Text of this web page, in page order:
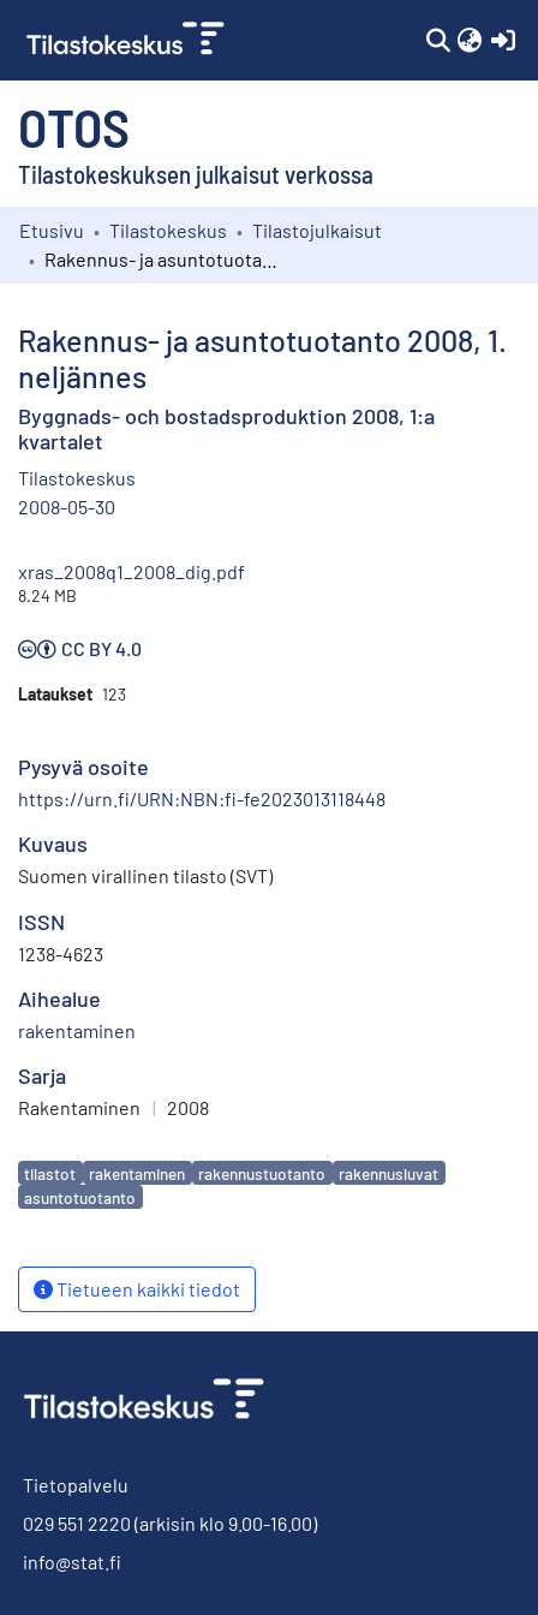
OTOS
Tilastokeskuksen julkaisut verkossa
Kokoelmat
Etusivu Tilastokeskus
Tilastojulkaisut
Rakennus- ja asuntotuotanto 2008, 1.
neljännes
Byggnads- och bostadsproduktion 2008, 1:a
kvartalet
Tilastokeskus
2008-05-30
xras_2008q1_2008_dig.pdf
8.24 MB
CC BY 4.0
Lataukset 123
Pysyvä osoite
https://urn.fi/URN:NBN:fi-fe2023013118448
Kuvaus
Suomen virallinen tilasto (SVT)
ISSN
1238-4623
Aihealue
rakentaminen
Sarja
Rakentaminen | 2008
Avainsanat
tilastot rakentaminen rakennustuotanto
rakennusluvat
asuntotuotanto
Tietueen kaikki tiedot
Tietopalvelu
029 551 2220 (arkisin klo 9.00-16.00)
info@stat.fi